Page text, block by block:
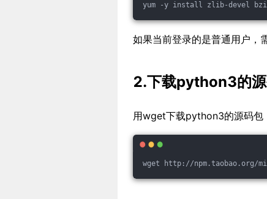
yum -y install zlib-devel
如果当前登录的是普通用户，
2.下载python3的
用wget下载python3的源码包
wget http://npm.taobao.org/